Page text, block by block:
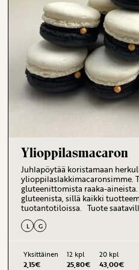
Ylioppilasmacaron
Juhlapöytää koristamaan
ylioppilaslakkimacaronsimme.
gluteenittomista raaka-
gluteenista, sillä kaikki
tuotantotiloissa. Tuote
L G
Yksittäinen
2,15€
12 kpl
25,80€
20 kpl
43,00€